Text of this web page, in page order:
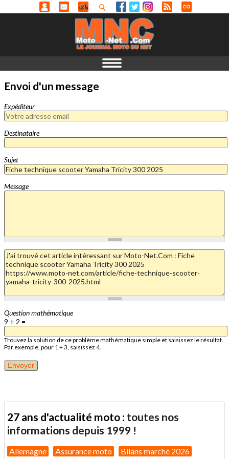
Envoi d'un message
Expéditeur
Destinataire
Sujet
Message
Question mathématique
9 + 2 =
Trouvez la solution de ce problème mathématique simple et saisissez le résultat.
Par exemple, pour 1 + 3, saisissez 4.
27 ans d'actualité moto : toutes nos
informations depuis 1999 !
Allemagne Assurance moto Bilans marché 2026